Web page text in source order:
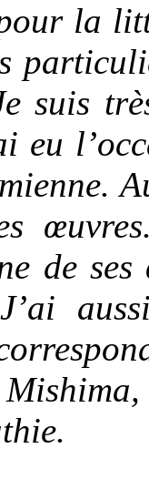
la
suis
eu
de